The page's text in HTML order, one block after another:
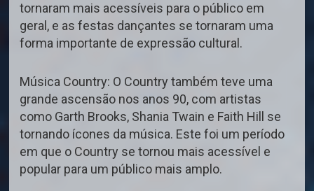
tornaram mais acessíveis para o público em
geral, e as festas dançantes se tornaram uma
forma importante de expressão cultural.
Música Country: O Country também teve uma
grande ascensão nos anos 90, com artistas
como Garth Brooks, Shania Twain e Faith Hill se
tornando ícones da música. Este foi um período
em que o Country se tornou mais acessível e
popular para um público mais amplo.